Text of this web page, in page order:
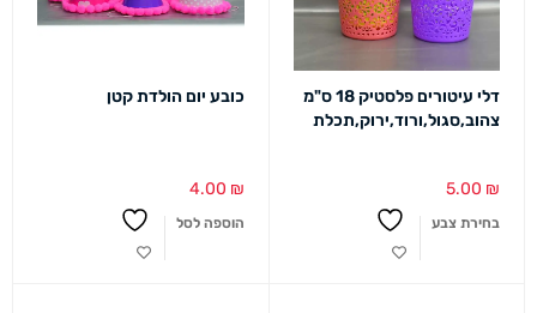
דלי עיטורים פלסטיק 18 ס"מ
צהוב,סגול,ורוד,ירוק,תכלת
5.00 ₪
בחירת צבע
כובע יום הולדת קטן
4.00 ₪
הוספה לסל